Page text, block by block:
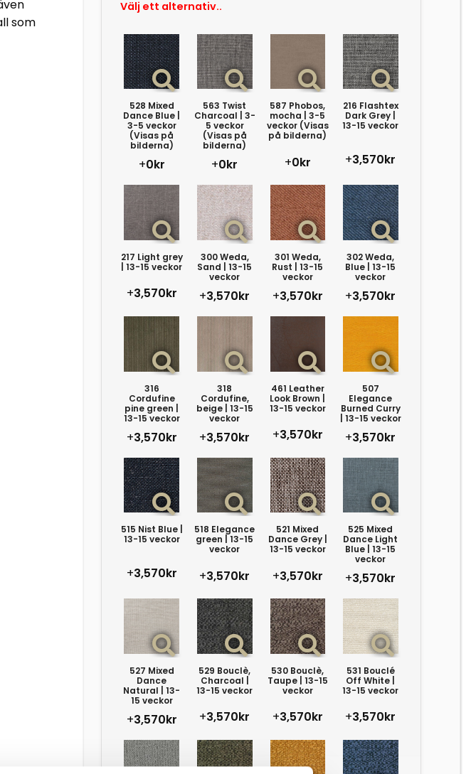
som
Välj ett alternativ..
528 Mixed
Dance Blue |
3-5 veckor
(Visas på
bilderna)
+0kr
563 Twist
Charcoal | 3-
5 veckor
(Visas på
bilderna)
+0kr
587 Phobos,
mocha | 3-5
veckor (Visas
på bilderna)
+0kr
216 Flashtex
Dark Grey |
13-15 veckor
+3,570kr
217 Light grey
| 13-15 veckor
+3,570kr
300 Weda,
Sand | 13-15
veckor
+3,570kr
301 Weda,
Rust | 13-15
veckor
+3,570kr
302 Weda,
Blue | 13-15
veckor
+3,570kr
316
Cordufine
pine green |
13-15 veckor
+3,570kr
318
Cordufine,
beige | 13-15
veckor
+3,570kr
461 Leather
Look Brown |
13-15 veckor
+3,570kr
507
Elegance
Burned Curry
| 13-15 veckor
+3,570kr
515 Nist Blue |
13-15 veckor
+3,570kr
518 Elegance
green | 13-15
veckor
+3,570kr
521 Mixed
Dance Grey |
13-15 veckor
+3,570kr
525 Mixed
Dance Light
Blue | 13-15
veckor
+3,570kr
527 Mixed
Dance
Natural | 13-
15 veckor
+3,570kr
529 Bouclè,
Charcoal |
13-15 veckor
+3,570kr
530 Bouclè,
Taupe | 13-15
veckor
+3,570kr
531 Bouclé
Off White |
13-15 veckor
+3,570kr